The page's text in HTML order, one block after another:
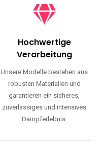
Hochwertige
Verarbeitung
Unsere Modelle bestehen aus
robusten Materialien und
garantieren ein sicheres,
zuverlässiges und intensives
Dampferlebnis.